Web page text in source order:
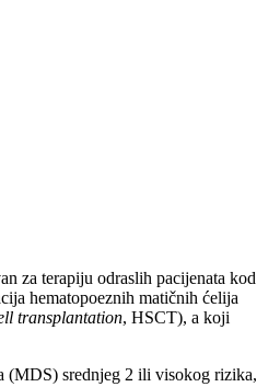
za terapiju odraslih pacijenata kod
hematopoeznih matičnih ćelija
transplantation, HSCT), a koji
(MDS) srednjeg 2 ili visokog rizika,